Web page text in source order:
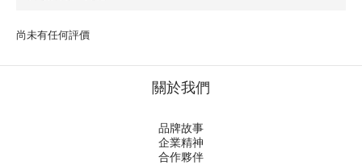
尚未有任何評價
關於我們
品牌故事
企業精神
合作夥伴